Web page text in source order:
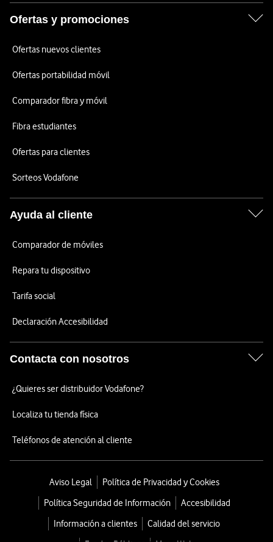
Ofertas y promociones
Ofertas nuevos clientes
Ofertas portabilidad móvil
Comparador fibra y móvil
Fibra estudiantes
Ofertas para clientes
Sorteos Vodafone
Ayuda al cliente
Comparador de móviles
Repara tu dispositivo
Tarifa social
Declaración Accesibilidad
Contacta con nosotros
¿Quieres ser distribuidor Vodafone?
Localiza tu tienda física
Teléfonos de atención al cliente
Aviso Legal
Política de Privacidad y Cookies
Política Seguridad de Información
Accesibilidad
Información a clientes
Calidad del servicio